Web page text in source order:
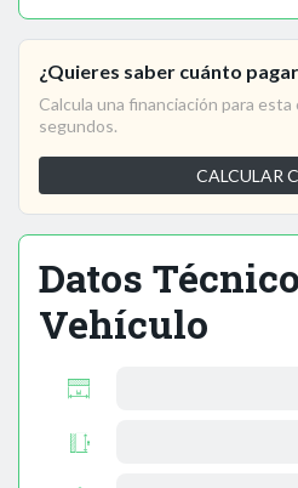
¿Quieres saber cuánto
Calcula una financiación para esta
segundos.
CALCULAR
Datos
Vehículo